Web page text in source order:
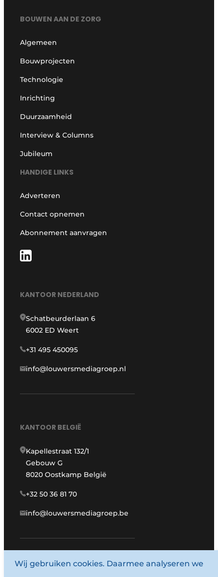
BOUWEN AAN DE ZORG
Algemeen
Bouwprojecten
Technologie
Inrichting
Duurzaamheid
Interview & Columns
Jubileum
HANDIGE LINKS
Adverteren
Contact opnemen
Abonnement aanvragen
KANTOOR NEDERLAND
Schatbeurderlaan 6
6002 ED Weert
+31 495 450095
info@louwersmediagroep.nl
KANTOOR BELGIË
Kapellestraat 132/1
Gebouw G
8020 Oostkamp België
+32 50 36 81 70
info@louwersmediagroep.be
www.louwersmediagroep.com
Wij gebruiken cookies. Daarmee analyseren we